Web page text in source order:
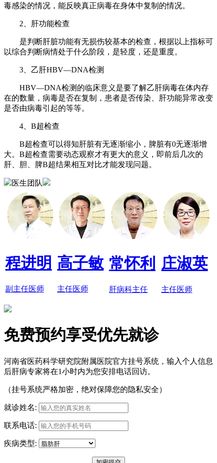
毒感染的情况，能反映真正病毒在身体中复制的情况。
2、肝功能检查
是判断肝脏功能有无损伤较基本的检查，根据以上指标可
以综合判断病情处于什么阶段，是轻度，还是重度。
3、乙肝HBV—DNA检测
HBV—DNA检测的临床意义是要了解乙肝病毒在体内存
在的数量，病毒是否在复制，患者是否传染、肝功能异常改变
是否由病毒引起的等等。
4、B超检查
B超检查可以得知肝脏有无逐渐缩小，脾脏有0无逐渐增
大。B超检查需要动态观察才有更大的意义，即前后几次的
肝、胆、脾B超结果相互对比才能发现问题。
医生团队
程进明
副主任医师
高子敏
主任医师
常怀利
肝病科主任
庄淑英
主任医师
免费预约享受优先就诊
河南省医药科学研究院附属医院官方挂号系统，输入个人信息
后肝病专家将在1小时内为您安排电话回访。
（挂号系统严格加密，绝对保障您的隐私安全）
就诊姓名:
联系电话:
疾病类型: